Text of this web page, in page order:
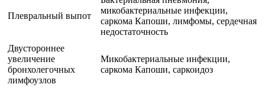
Плевральный выпот
микобактериальные инфекции,
саркома Капоши, лимфомы, сердечная
недостаточность
Двустороннее
увеличение
бронхолегочных
лимфоузлов
Микобактериальные инфекции,
саркома Капоши, саркоидоз